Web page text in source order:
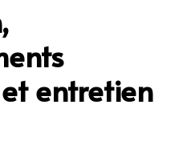
entretien